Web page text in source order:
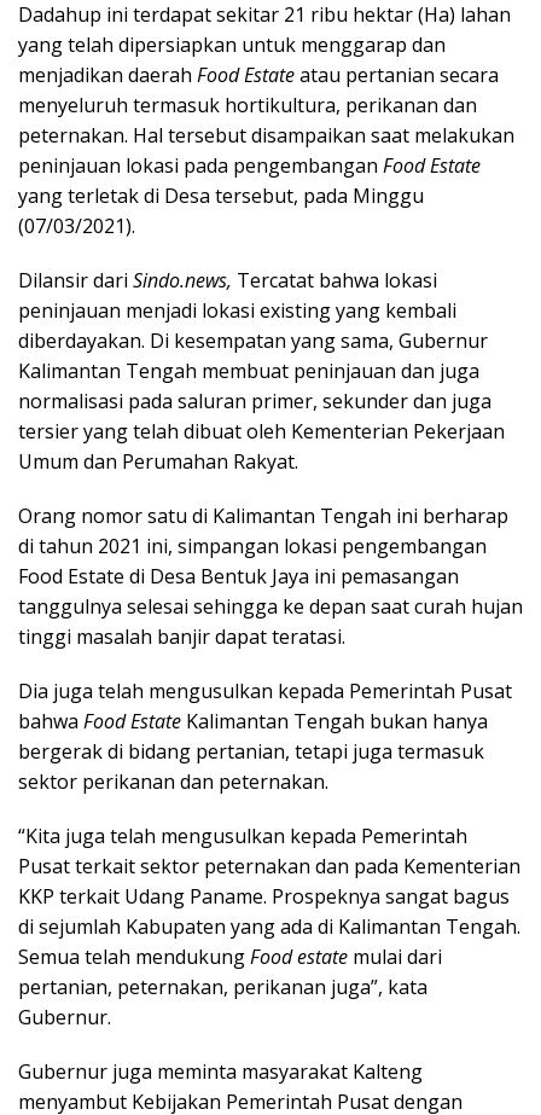
Dadahup ini terdapat sekitar 21 ribu hektar (Ha) lahan
yang telah dipersiapkan untuk menggarap dan
menjadikan daerah Food Estateatau pertanian secara
menyeluruh termasuk hortikultura, perikanan dan
peternakan. Hal tersebut disampaikan saat melakukan
peninjauan lokasi pada pengembangan Food Estate
yang terletak di Desa tersebut, pada Minggu
(07/03/2021).
Dilansir dari Sindo.news, Tercatat bahwa lokasi
peninjauan menjadi lokasi existing yang kembali
diberdayakan. Di kesempatan yang sama, Gubernur
Kalimantan Tengah membuat peninjauan dan juga
normalisasi pada saluran primer, sekunder dan juga
tersier yang telah dibuat oleh Kementerian Pekerjaan
Umum dan Perumahan Rakyat.
Orang nomor satu di Kalimantan Tengah ini berharap
di tahun 2021 ini, simpangan lokasi pengembangan
Food Estate di Desa Bentuk Jaya ini pemasangan
tanggulnya selesai sehingga ke depan saat curah hujan
tinggi masalah banjir dapat teratasi.
Dia juga telah mengusulkan kepada Pemerintah Pusat
bahwa Food Estate Kalimantan Tengah bukan hanya
bergerak di bidang pertanian, tetapi juga termasuk
sektor perikanan dan peternakan.
“Kita juga telah mengusulkan kepada Pemerintah
Pusat terkait sektor peternakan dan pada Kementerian
KKP terkait Udang Paname. Prospeknya sangat bagus
di sejumlah Kabupaten yang ada di Kalimantan Tengah.
Semua telah mendukungFood estate mulai dari
pertanian, peternakan, perikanan juga”, kata
Gubernur.
Gubernur juga meminta masyarakat Kalteng
menyambut Kebijakan Pemerintah Pusat dengan